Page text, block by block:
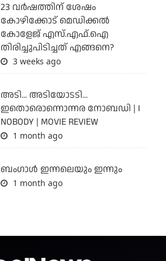
23 വർഷത്തിന് ശേഷം
കോഴിക്കോട് മെഡിക്കൽ
കോളേജ് എസ്.എഫ്.ഐ
തിരിച്ചുപിടിച്ചത് എങ്ങനെ?
3 weeks ago
അടി... അടിയോടടി...
ഇതൊരൊന്നൊന്നര നോബഡി | I
NOBODY | MOVIE REVIEW
1 month ago
ബംഗാള്‍ ഇന്നലെയും ഇന്നും
1 month ago